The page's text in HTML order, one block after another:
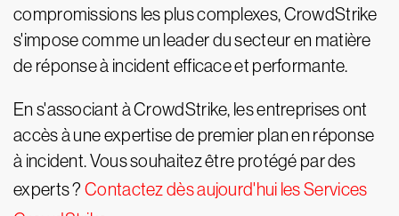
compromissions les plus complexes, CrowdStrike
s'impose comme un leader du secteur en matière
de réponse à incident efficace et performante.
En s'associant à CrowdStrike, les entreprises ont
accès à une expertise de premier plan en réponse
à incident. Vous souhaitez être protégé par des
experts ?Contactez dès aujourd'hui les Services